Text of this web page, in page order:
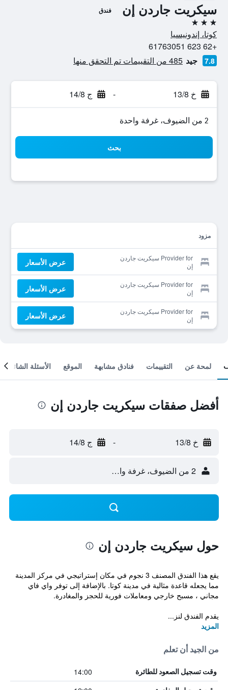
سيكريت جاردن إن فندق
3 نجوم
كوتا، إندونيسيا
+62 623 61763051
7.8 جيد 485 من التقييمات تم التحقق منها
خ 13/8 - ج 14/8
2 من الضيوف، غرفة واحدة
بحث
مزود
Provider for سيكريت جاردن
إن
عرض الأسعار
Provider for سيكريت جاردن
إن
عرض الأسعار
Provider for سيكريت جاردن
إن
عرض الأسعار
لمحة عن التقييمات فنادق مشابهة الموقع الأسئلة الشائعة
أفضل صفقات سيكريت جاردن إن
خ 13/8 - ج 14/8
2 من الضيوف، غرفة واحدة
حول سيكريت جاردن إن
يقع هذا الفندق المصنف 3 نجوم في مكان إستراتيجي في مركز المدينة
مما يجعله قاعدة مثالية في مدينة كوتا. بالإضافة إلى توفر واي فاي
مجاني ، مسبح خارجي ومعاملات فورية للحجز والمغادرة.
يقدم الفندق لنز...
المزيد
من الجيد أن تعلم
وقت تسجيل الصعود للطائرة 14:00